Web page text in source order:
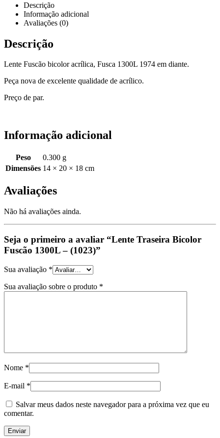
Descrição
Informação adicional
Avaliações (0)
Descrição
Lente Fuscão bicolor acrílica, Fusca 1300L 1974 em diante.
Peça nova de excelente qualidade de acrílico.
Preço de par.
Informação adicional
Peso
0.300 g
Dimensões 14 × 20 × 18 cm
Avaliações
Não há avaliações ainda.
Seja o primeiro a avaliar “Lente Traseira Bicolor
Fuscão 1300L – (1023)”
Sua avaliação *
Sua avaliação sobre o produto *
Nome *
E-mail *
Salvar meus dados neste navegador para a próxima vez que eu
comentar.